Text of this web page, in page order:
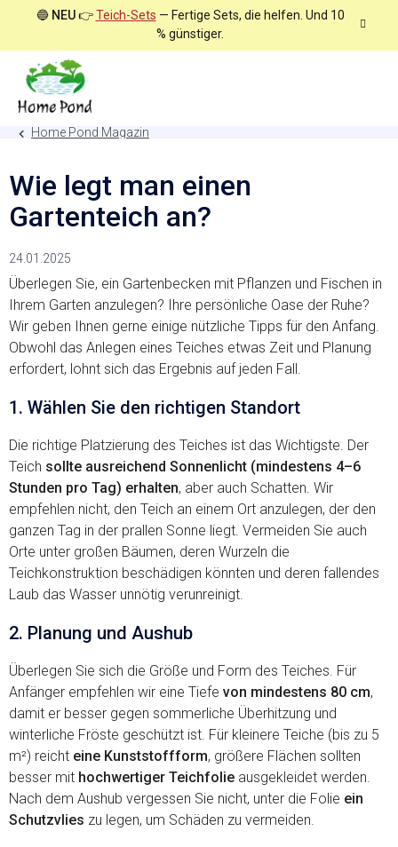
🔵 NEU👉Teich-Sets — Fertige Sets, die helfen. Und 10
% günstiger.
Home Pond Magazin
Wie legt man einen
Gartenteich an?
24.01.2025
Überlegen Sie, ein Gartenbecken mit Pflanzen und Fischen in
Ihrem Garten anzulegen? Ihre persönliche Oase der Ruhe?
Wir geben Ihnen gerne einige nützliche Tipps für den Anfang.
Obwohl das Anlegen eines Teiches etwas Zeit und Planung
erfordert, lohnt sich das Ergebnis auf jeden Fall.
1. Wählen Sie den richtigen Standort
Die richtige Platzierung des Teiches ist das Wichtigste. Der
Teich sollte ausreichend Sonnenlicht (mindestens 4–6
Stunden pro Tag) erhalten, aber auch Schatten. Wir
empfehlen nicht, den Teich an einem Ort anzulegen, der den
ganzen Tag in der prallen Sonne liegt. Vermeiden Sie auch
Orte unter großen Bäumen, deren Wurzeln die
Teichkonstruktion beschädigen könnten und deren fallendes
Laub das Wasser unnötig verunreinigt.
2. Planung und Aushub
Überlegen Sie sich die Größe und Form des Teiches. Für
Anfänger empfehlen wir eine Tiefe von mindestens 80 cm,
damit er besser gegen sommerliche Überhitzung und
winterliche Fröste geschützt ist. Für kleinere Teiche (bis zu 5
m²) reicht eine Kunststoffform, größere Flächen sollten
besser mit hochwertiger Teichfolie ausgekleidet werden.
Nach dem Aushub vergessen Sie nicht, unter die Folie ein
Schutzvlies zu legen, um Schäden zu vermeiden.